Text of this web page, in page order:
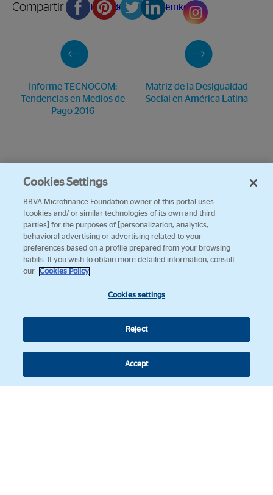
Compartir en FacebookPinterestTwitterLinkedin
Informe TECNOCOM:
Tendencias en Medios de
Pago 2016
Matriz de la Desigualdad
Social en América Latina
Cookies Settings
BBVA Microfinance Foundation owner of this portal uses
[cookies and/ or similar technologies of its own and third
parties] for the purposes of [personalization, analytics,
behavioral advertising or advertising related to your
preferences based on a profile prepared from your browsing
habits. If you wish to obtain more detailed information, consult
our
Cookies Policy
Cookies settings
Reject
Accept